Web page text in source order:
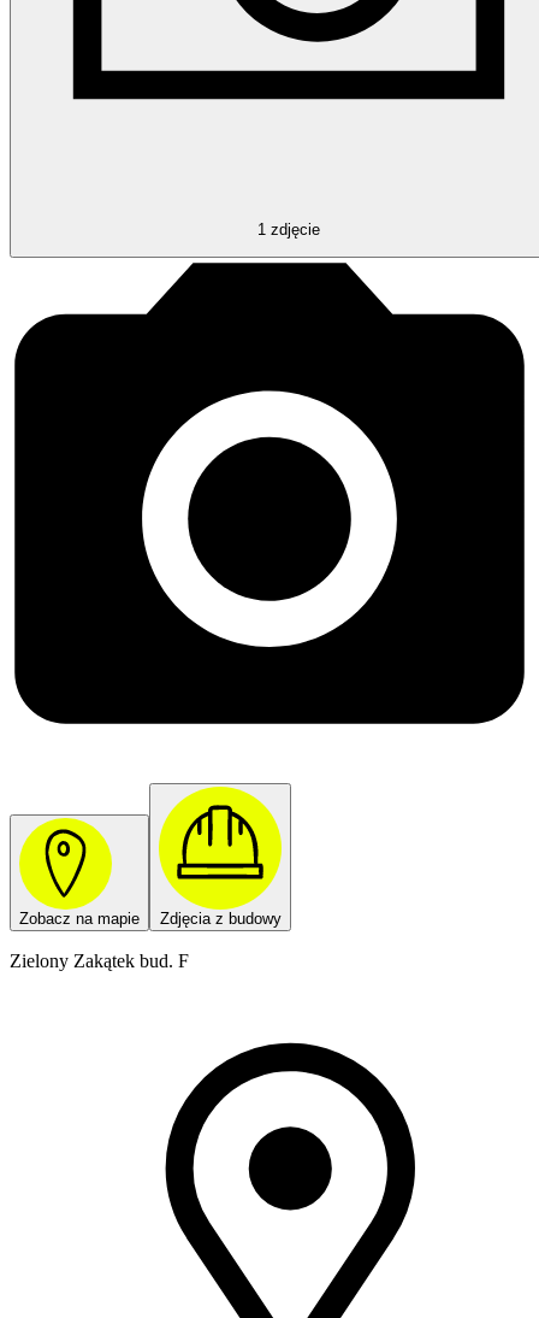
1 zdjęcie
Zobacz na mapie Zdjęcia z budowy
Zielony Zakątek bud. F